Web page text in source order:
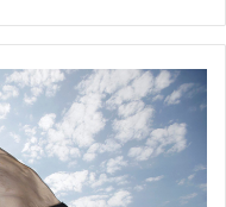
نيّة
حكومية
بتغيير
النشيد
الوطني